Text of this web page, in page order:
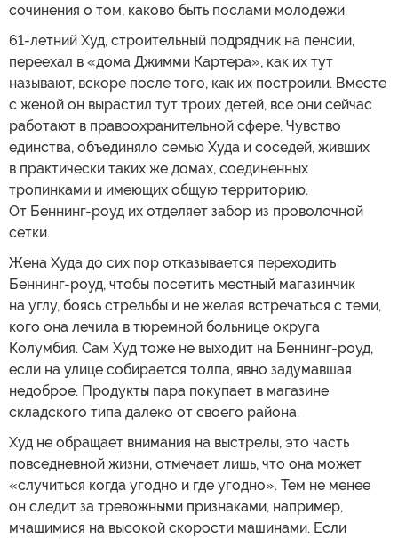
сочинения о том, каково быть послами молодежи.
61-летний Худ, строительный подрядчик на пенсии,
переехал в «дома Джимми Картера», как их тут
называют, вскоре после того, как их построили. Вместе
с женой он вырастил тут троих детей, все они сейчас
работают в правоохранительной сфере. Чувство
единства, объединяло семью Худа и соседей, живших
в практически таких же домах, соединенных
тропинками и имеющих общую территорию.
От Беннинг-роуд их отделяет забор из проволочной
сетки.
Жена Худа до сих пор отказывается переходить
Беннинг-роуд, чтобы посетить местный магазинчик
на углу, боясь стрельбы и не желая встречаться с теми,
кого она лечила в тюремной больнице округа
Колумбия. Сам Худ тоже не выходит на Беннинг-роуд,
если на улице собирается толпа, явно задумавшая
недоброе. Продукты пара покупает в магазине
складского типа далеко от своего района.
Худ не обращает внимания на выстрелы, это часть
повседневной жизни, отмечает лишь, что она может
«случиться когда угодно и где угодно». Тем не менее
он следит за тревожными признаками, например,
мчащимися на высокой скорости машинами. Если